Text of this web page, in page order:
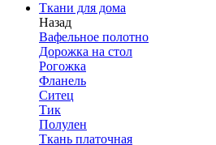
Ткани для дома
Назад
Вафельное полотно
Дорожка на стол
Рогожка
Фланель
Ситец
Тик
Полулен
Ткань платочная